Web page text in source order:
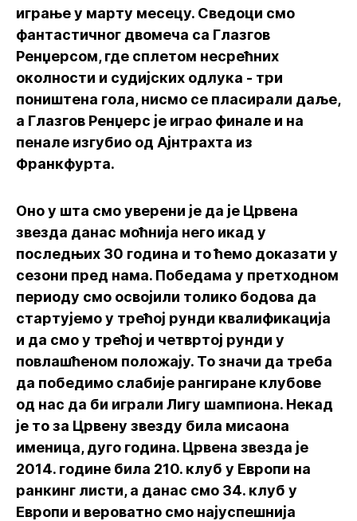
играње у марту месецу. Сведоци смо
фантастичног двомеча са Глазгов
Ренџерсом, где сплетом несрећних
околности и судијских одлука - три
поништена гола, нисмо се пласирали даље,
а Глазгов Ренџерс је играо финале и на
пенале изгубио од Ајнтрахта из
Франкфурта.
Оно у шта смо уверени је да је Црвена
звезда данас моћнија него икад у
последњих 30 година и то ћемо доказати у
сезони пред нама. Победама у претходном
периоду смо освојили толико бодова да
стартујемо у трећој рунди квалификација
и да смо у трећој и четвртој рунди у
повлашћеном положају. То значи да треба
да победимо слабије рангиране клубове
од нас да би играли Лигу шампиона. Некад
је то за Црвену звезду била мисаона
именица, дуго година. Црвена звезда је
2014. године била 210. клуб у Европи на
ранкинг листи, а данас смо 34. клуб у
Европи и вероватно смо најуспешнија